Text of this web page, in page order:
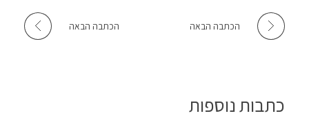
הכתבה הבאה הכתבה הבאה
כתבות נוספות